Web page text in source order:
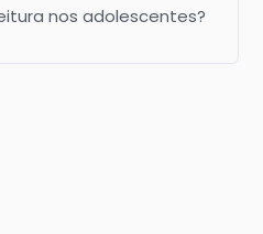
nos adolescentes?